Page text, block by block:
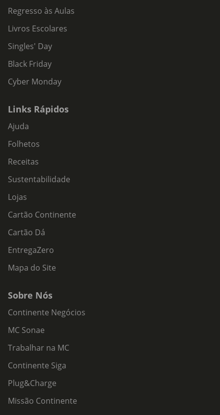
Regresso às Aulas
Livros Escolares
Singles' Day
Black Friday
Cyber Monday
Links Rápidos
Ajuda
Folhetos
Receitas
Sustentabilidade
Lojas
Cartão Continente
Cartão Dá
EntregaZero
Mapa do Site
Sobre Nós
Continente Negócios
MC Sonae
Trabalhar na MC
Continente Siga
Plug&Charge
Missão Continente